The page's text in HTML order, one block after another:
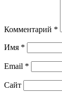
Комментарий *
Имя *
Email *
Сайт